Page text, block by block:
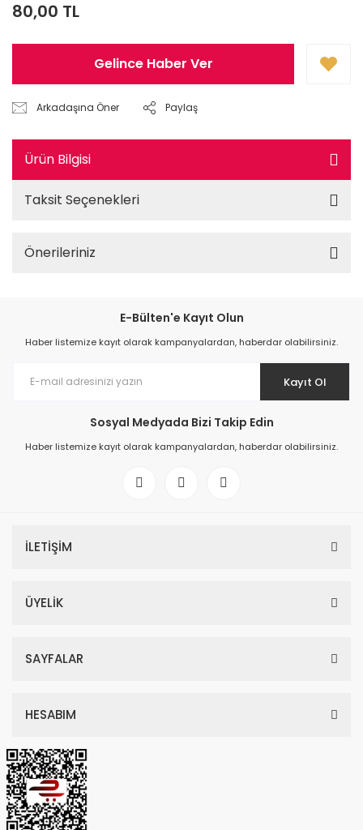
80,00 TL
Gelince Haber Ver
Arkadaşına Öner Paylaş
Ürün Bilgisi
Taksit Seçenekleri
Önerileriniz
E-Bülten'e Kayıt Olun
Haber listemize kayıt olarak kampanyalardan, haberdar olabilirsiniz.
Kayıt Ol
Sosyal Medyada Bizi Takip Edin
Haber listemize kayıt olarak kampanyalardan, haberdar olabilirsiniz.
İLETİŞİM
ÜYELİK
SAYFALAR
HESABIM